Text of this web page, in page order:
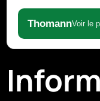
ThomannVoir le